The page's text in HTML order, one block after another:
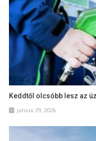
Keddtől olcsóbb lesz az
június 29, 2026